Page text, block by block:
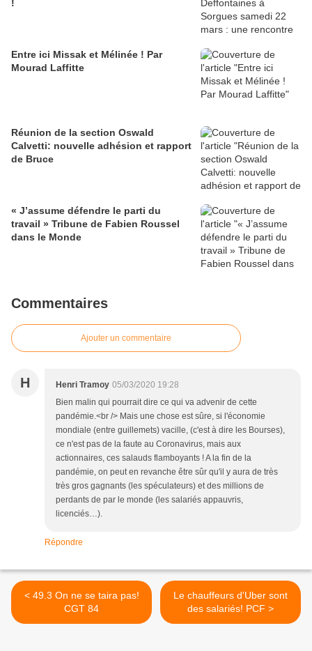
!
Entre ici Missak et Mélinée ! Par
Mourad Laffitte
Réunion de la section Oswald
Calvetti: nouvelle adhésion et rapport
de Bruce
« J’assume défendre le parti du
travail » Tribune de Fabien Roussel
dans le Monde
Commentaires
Ajouter un commentaire
H Henri Tramoy 05/03/2020 19:28
Bien malin qui pourrait dire ce qui va advenir de cette
pandémie.<br /> Mais une chose est sûre, si l'économie
mondiale (entre guillemets) vacille, (c'est à dire les Bourses),
ce n'est pas de la faute au Coronavirus, mais aux
actionnaires, ces salauds flamboyants ! A la fin de la
pandémie, on peut en revanche être sûr qu'il y aura de très
très gros gagnants (les spéculateurs) et des millions de
perdants de par le monde (les salariés appauvris,
licenciés…).
Répondre
< 49.3 On ne se taira pas!
CGT 84
Le chauffeurs d'Uber sont
des salariés! PCF >